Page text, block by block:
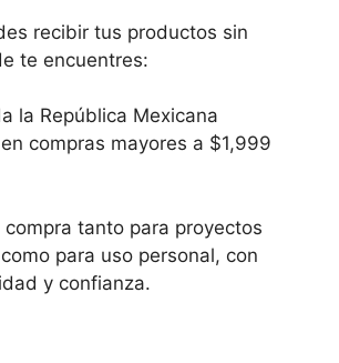
recibir tus productos sin
te encuentres:
la República Mexicana
compras mayores a $1,999
tanto para proyectos
para uso personal, con
y confianza.